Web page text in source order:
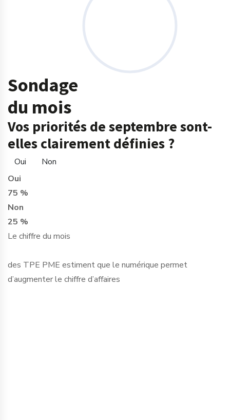
Sondage
du mois
Vos priorités de septembre sont-
elles clairement définies ?
Oui
Non
Oui
75 %
Non
25 %
Le chiffre du mois
des TPE PME estiment que le numérique permet
d’augmenter le chiffre d’affaires